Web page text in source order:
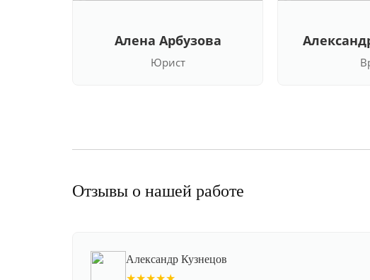
Алена Арбузова
Юрист
Отзывы о нашей работе
Александр Кузнецов